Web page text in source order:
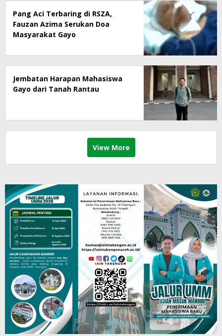
Pang Aci Terbaring di RSZA,
Fauzan Azima Serukan Doa
Masyarakat Gayo
Jembatan Harapan Mahasiswa
Gayo dari Tanah Rantau
View More